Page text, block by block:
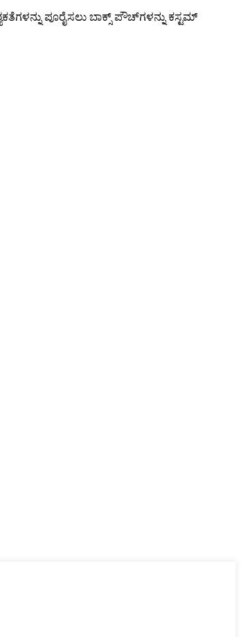
ಪೂರೈಸಲು ಬಾಕ್ಸ್ ಪೌಚ್‌ಗಳನ್ನು ಕಸ್ಟಮ್